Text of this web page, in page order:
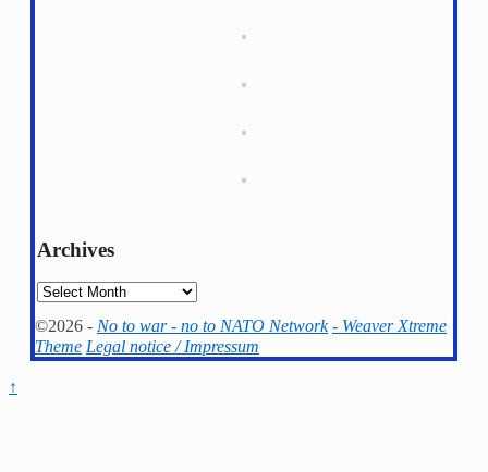
Archives
Archives
©2026 - No to war - no to NATO Network - Weaver Xtreme
Theme Legal notice / Impressum
↑